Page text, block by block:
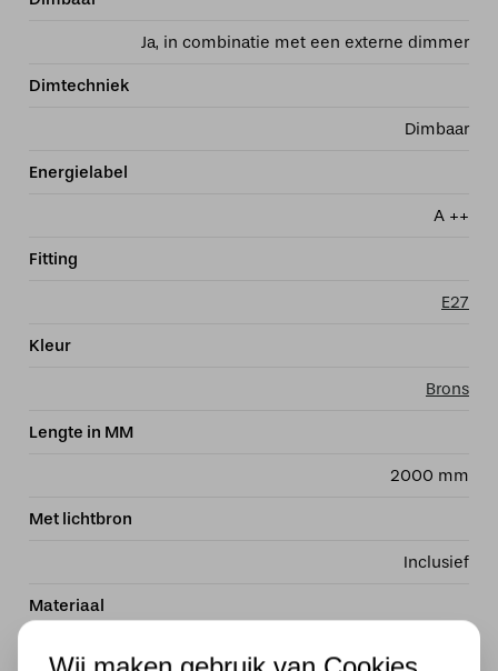
Ja, in combinatie met een externe dimmer
Dimtechniek
Dimbaar
Energielabel
A ++
Fitting
E27
Kleur
Brons
Lengte in MM
2000 mm
Met lichtbron
Inclusief
Materiaal